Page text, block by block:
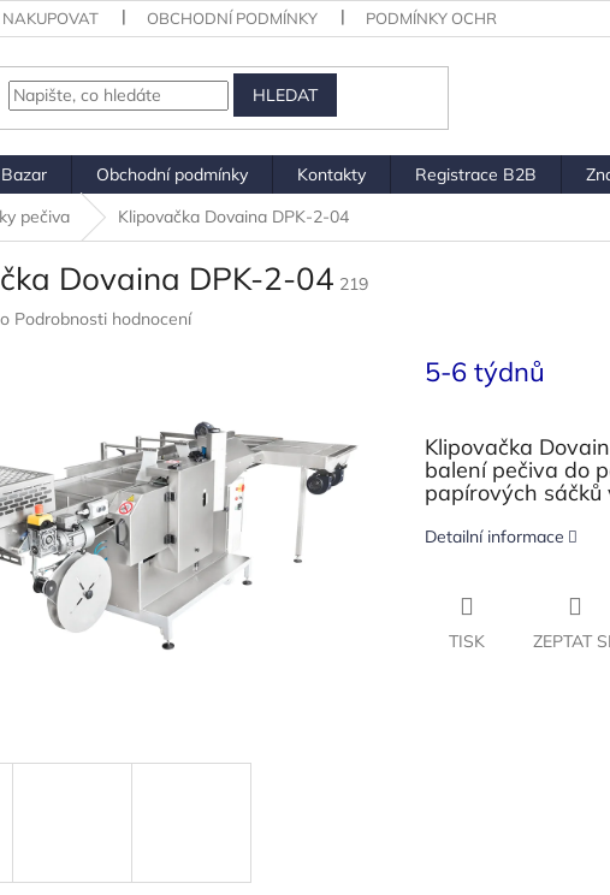
NAKUPOVAT OBCHODNÍ PODMÍNKY PODMÍNKY OCHRANY
HLEDAT
Bazar Obchodní podmínky Kontakty Registrace B2B
pečiva Klipovačka Dovaina DPK-2-04
Dovaina DPK-2-04 219
Podrobnosti hodnocení
5-6 týdnů
Klipovačka
balení pečiva do
papírových sáčků
Detailní informace
TISK ZEPTAT